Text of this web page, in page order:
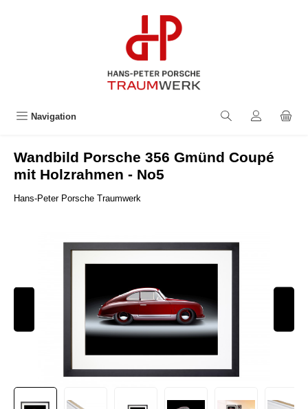
Navigation
Wandbild Porsche 356 Gmünd Coupé
mit Holzrahmen - No5
Hans-Peter Porsche Traumwerk